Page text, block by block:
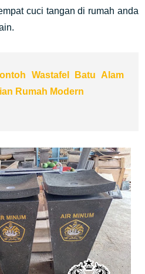
cuci tangan di rumah anda
Wastafel Batu Alam
Rumah Modern